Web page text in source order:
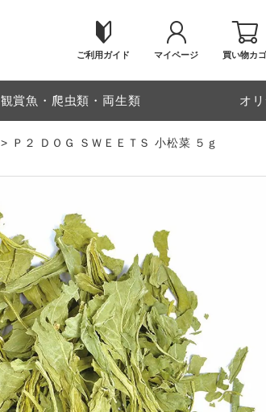
ご利用ガイド マイページ 買い物カゴ
観賞魚・爬虫類・両生類 オ
Ｐ２ ＤＯＧ ＳＷＥＥＴＳ 小松菜 ５ｇ